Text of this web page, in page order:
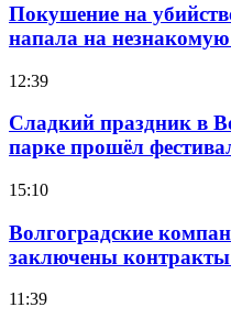
Покушение на
напала на
12:39
Сладкий праздник в
парке прошёл
15:10
Волгоградские
заключены
11:39